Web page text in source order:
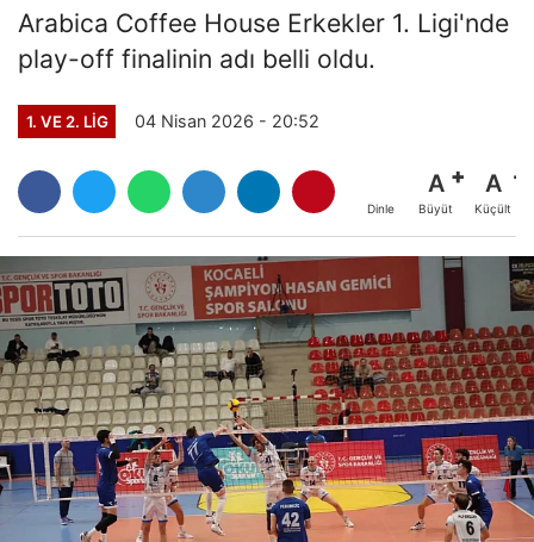
Arabica Coffee House Erkekler 1. Ligi'nde
play-off finalinin adı belli oldu.
1. VE 2. LIG 04 Nisan 2026 - 20:52
Dinle
A
Büyüt
A
Küçült